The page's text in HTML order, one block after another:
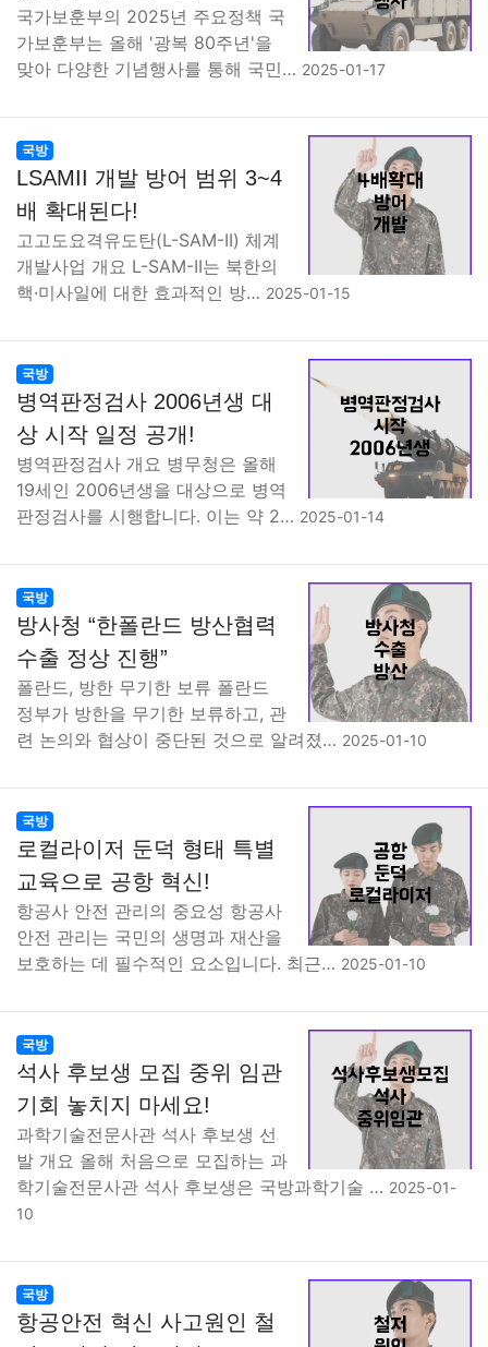
국가보훈부의 2025년 주요정책 국
가보훈부는 올해 '광복 80주년'을
맞아 다양한 기념행사를 통해 국민… 2025-01-17
국방
LSAMII 개발 방어 범위 3~4
배 확대된다!
고고도요격유도탄(L-SAM-II) 체계
개발사업 개요 L-SAM-II는 북한의
핵·미사일에 대한 효과적인 방… 2025-01-15
국방
병역판정검사 2006년생 대
상 시작 일정 공개!
병역판정검사 개요 병무청은 올해
19세인 2006년생을 대상으로 병역
판정검사를 시행합니다. 이는 약 2… 2025-01-14
국방
방사청 “한폴란드 방산협력
수출 정상 진행”
폴란드, 방한 무기한 보류 폴란드
정부가 방한을 무기한 보류하고, 관
련 논의와 협상이 중단된 것으로 알려졌… 2025-01-10
국방
로컬라이저 둔덕 형태 특별
교육으로 공항 혁신!
항공사 안전 관리의 중요성 항공사
안전 관리는 국민의 생명과 재산을
보호하는 데 필수적인 요소입니다. 최근… 2025-01-10
국방
석사 후보생 모집 중위 임관
기회 놓치지 마세요!
과학기술전문사관 석사 후보생 선
발 개요 올해 처음으로 모집하는 과
학기술전문사관 석사 후보생은 국방과학기술 … 2025-01-
10
국방
항공안전 혁신 사고원인 철